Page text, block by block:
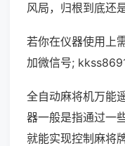
风局，归根到底还
若你在仪器使用上
加微信号;
全自动麻将机万能
器一般是指通过一
就能实现控制麻将